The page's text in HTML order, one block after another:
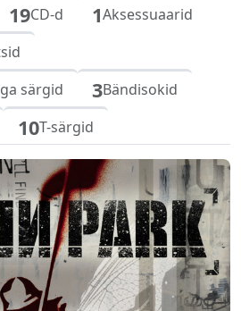
19CD-d 1Aksessuaarid
särgid 3Bändisokid
10T-särgid